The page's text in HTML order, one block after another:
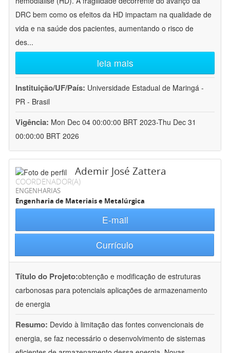
DRC bem como os efeitos da HD impactam na qualidade de
vida e na saúde dos pacientes, aumentando o risco de
des...
leia mais
Instituição/UF/País: Universidade Estadual de Maringá -
PR - Brasil
Vigência: Mon Dec 04 00:00:00 BRT 2023-Thu Dec 31
00:00:00 BRT 2026
Ademir José Zattera
COORDENADOR(A)
ENGENHARIAS
Engenharia de Materiais e Metalúrgica
E-mail
Currículo
Título do Projeto:obtenção e modificação de estruturas
carbonosas para potenciais aplicações de armazenamento
de energia
Resumo: Devido à limitação das fontes convencionais de
energia, se faz necessário o desenvolvimento de sistemas